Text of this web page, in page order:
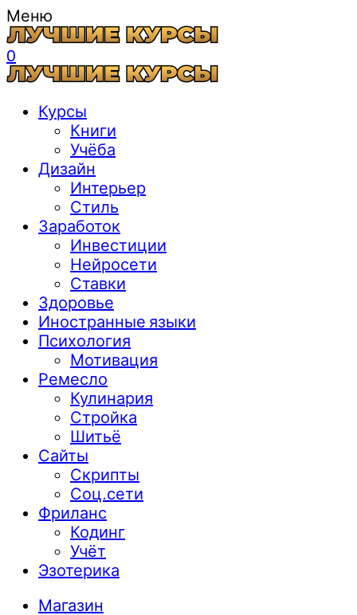
Меню
0
Курсы
Книги
Учёба
Дизайн
Интерьер
Стиль
Заработок
Инвестиции
Нейросети
Ставки
Здоровье
Иностранные языки
Психология
Мотивация
Ремесло
Кулинария
Стройка
Шитьё
Сайты
Скрипты
Соц.сети
Фриланс
Кодинг
Учёт
Эзотерика
Магазин